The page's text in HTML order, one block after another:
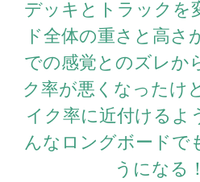
デッキとトラックを
ド全体の重さと高さ
での感覚とのズレか
ク率が悪くなったけ
イク率に近付けるよ
んなロングボードで
うになる！